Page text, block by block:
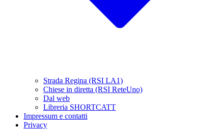
Strada Regina (RSI LA1)
Chiese in diretta (RSI ReteUno)
Dal web
Libreria SHORTCATT
Impressum e contatti
Privacy